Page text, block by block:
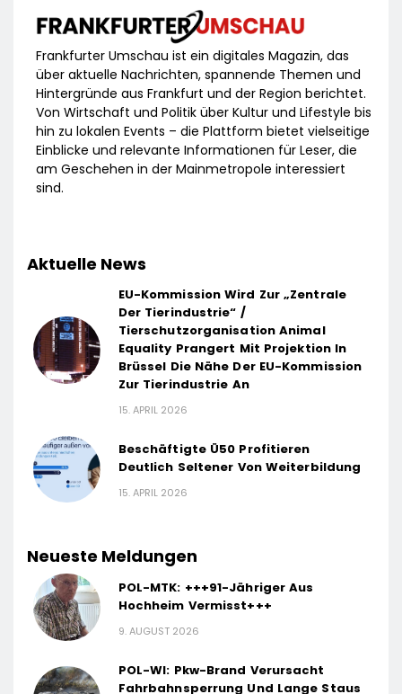
Frankfurter Umschau ist ein digitales Magazin, das
über aktuelle Nachrichten, spannende Themen und
Hintergründe aus Frankfurt und der Region berichtet.
Von Wirtschaft und Politik über Kultur und Lifestyle bis
hin zu lokalen Events – die Plattform bietet vielseitige
Einblicke und relevante Informationen für Leser, die
am Geschehen in der Mainmetropole interessiert
sind.
Aktuelle News
EU-Kommission Wird Zur „Zentrale
Der Tierindustrie“ /
Tierschutzorganisation Animal
Equality Prangert Mit Projektion In
Brüssel Die Nähe Der EU-Kommission
Zur Tierindustrie An
15. APRIL 2026
Beschäftigte Ü50 Profitieren
Deutlich Seltener Von Weiterbildung
15. APRIL 2026
Neueste Meldungen
POL-MTK: +++91-Jähriger Aus
Hochheim Vermisst+++
9. AUGUST 2026
POL-WI: Pkw-Brand Verursacht
Fahrbahnsperrung Und Lange Staus